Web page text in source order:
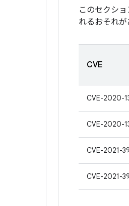
このセクシ
れるおそれが
CVE
CVE-2020-
CVE-2020-
CVE-2021-
CVE-2021-